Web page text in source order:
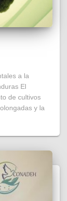
a la
El
de cultivos
y la